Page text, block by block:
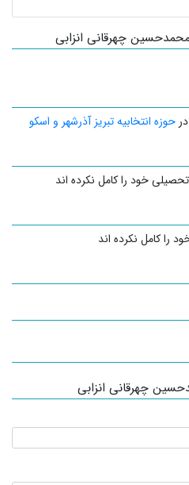
چهرقانی انزابی
حوزه انتخابیه تبریز آذرشهر و اسکو
خود را کامل نکرده اند
را کامل نکرده اند
چهرقانی انزابی